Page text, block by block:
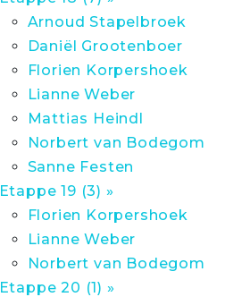
Arnoud Stapelbroek
Daniël Grootenboer
Florien Korpershoek
Lianne Weber
Mattias Heindl
Norbert van Bodegom
Sanne Festen
Etappe 19 (3) »
Florien Korpershoek
Lianne Weber
Norbert van Bodegom
Etappe 20 (1) »